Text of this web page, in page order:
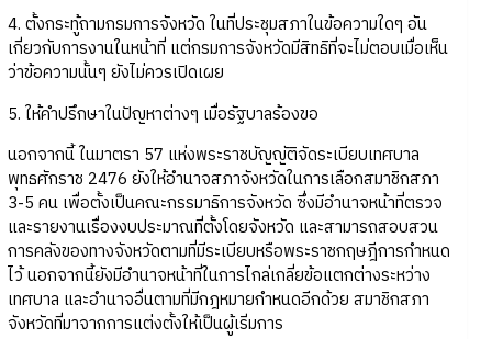
4. ตั้งกระทู้ถามกรมการจังหวัด ในที่ประชุมสภาในข้อความใดๆ อัน
เกี่ยวกับการงานในหน้าที่ แต่กรมการจังหวัดมีสิทธิที่จะไม่ตอบเมื่อเห็น
ว่าข้อความนั้นๆ ยังไม่ควรเปิดเผย
5. ให้คำปรึกษาในปัญหาต่างๆ เมื่อรัฐบาลร้องขอ
นอกจากนี้ ในมาตรา 57 แห่งพระราชบัญญัติจัดระเบียบเทศบาล
พุทธศักราช 2476 ยังให้อำนาจสภาจังหวัดในการเลือกสมาชิกสภา
3-5 คน เพื่อตั้งเป็นคณะกรรมาธิการจังหวัด ซึ่งมีอำนาจหน้าที่ตรวจ
และรายงานเรื่องงบประมาณที่ตั้งโดยจังหวัด และสามารถสอบสวน
การคลังของทางจังหวัดตามที่มีระเบียบหรือพระราชกฤษฎีการกำหนด
ไว้ นอกจากนี้ยังมีอำนาจหน้าที่ในการไกล่เกลี่ยข้อแตกต่างระหว่าง
เทศบาล และอำนาจอื่นตามที่มีกฎหมายกำหนดอีกด้วย สมาชิกสภา
จังหวัดที่มาจากการแต่งตั้งให้เป็นผู้เริ่มการ